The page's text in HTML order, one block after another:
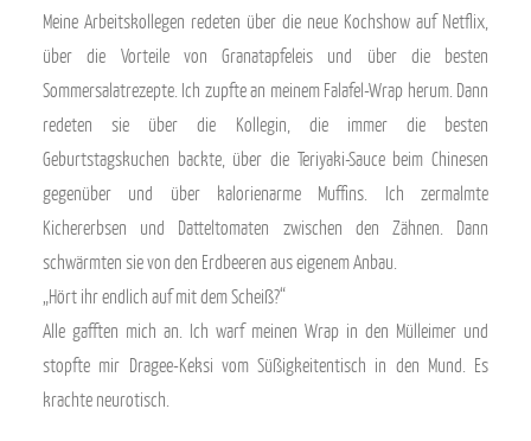
Meine Arbeitskollegen redeten über die neue Kochshow auf Netflix,
über die Vorteile von Granatapfeleis und über die besten
Sommersalatrezepte. Ich zupfte an meinem Falafel-Wrap herum. Dann
redeten sie über die Kollegin, die immer die besten
Geburtstagskuchen backte, über die Teriyaki-Sauce beim Chinesen
gegenüber und über kalorienarme Muffins. Ich zermalmte
Kichererbsen und Datteltomaten zwischen den Zähnen. Dann
schwärmten sie von den Erdbeeren aus eigenem Anbau.
„Hört ihr endlich auf mit dem Scheiß?“
Alle gafften mich an. Ich warf meinen Wrap in den Mülleimer und
stopfte mir Dragee-Keksi vom Süßigkeitentisch in den Mund. Es
krachte neurotisch.